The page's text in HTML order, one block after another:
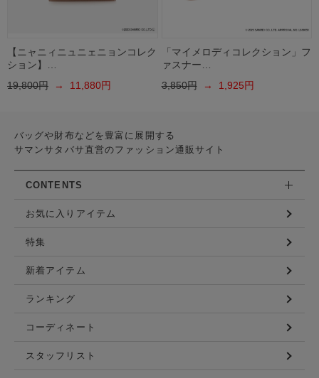
【ニャニィニュニェニョンコレク
ション】…
19,800円 → 11,880円
「マイメロディコレクション」フ
ァスナー…
3,850円→ 1,925円
バッグや財布などを豊富に展開する
サマンサタバサ直営のファッション通販サイト
CONTENTS
お気に入りアイテム
特集
新着アイテム
ランキング
コーディネート
スタッフリスト